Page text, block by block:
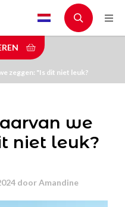
zeggen: "Is dit niet leuk?
we
niet leuk?
doorAmandine